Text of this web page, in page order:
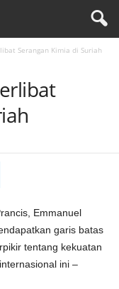
Serangan Kimia di Suriah
Emmanuel
garis batas
tentang kekuatan
ini –